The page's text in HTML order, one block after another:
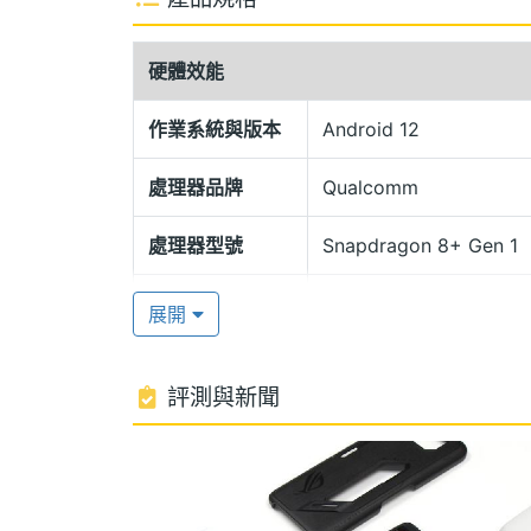
ASUS ROG Phone 6 Pro 背蓋採用三代
導入 2 吋 ROG Vision 幻視螢幕，選用
示畫面；機身設有 AirTrigger 6 超音波
系統，可對應不同遊戲時間，帶來良好的
高通驍龍 8+ Gen 1
ASUS ROG Phone 6 Pro 運行 Android
器，相較前代效能提升 15%，內建 18GB
5G 雙卡雙待，具備 Wi-Fi 6E 技術。採
5,000 萬畫素三鏡頭
ASUS ROG Phone 6 Pro 後置三鏡頭主
1/1.56 吋感光元件）+ 1,300 萬畫素超
lens 快速相位對焦，支援 HDR10+、
硬體效能
作業系統與版本 Android 12
處理器品牌 Qualcomm
處理器型號 Snapdragon 8+ Gen 1
處理器時脈
圖形處理器 Adreno 730
18 GB
展開
評測與新聞